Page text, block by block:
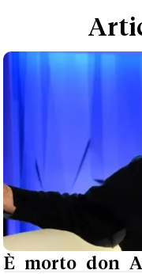
È morto don